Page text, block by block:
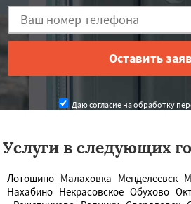
Даю согласие на обработку
Услуги в следующих
Лотошино Малаховка Менделеевск
Нахабино Некрасовское Обухово